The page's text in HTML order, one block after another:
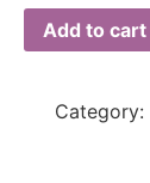
Add to cart
Category: